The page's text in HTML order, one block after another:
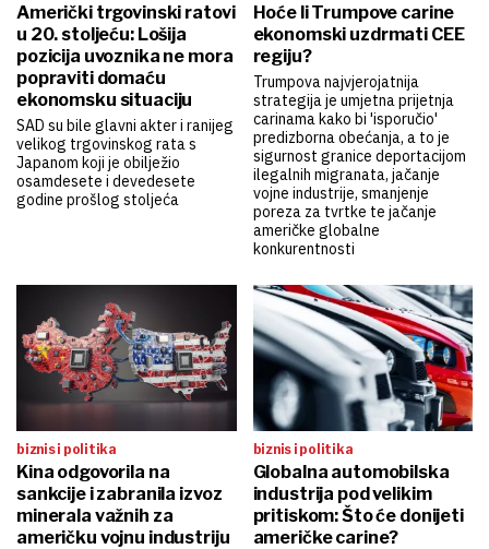
Američki trgovinski ratovi
u 20. stoljeću: Lošija
pozicija uvoznika ne mora
popraviti domaću
ekonomsku situaciju
SAD su bile glavni akter i ranijeg
velikog trgovinskog rata s
Japanom koji je obilježio
osamdesete i devedesete
godine prošlog stoljeća
Hoće li Trumpove carine
ekonomski uzdrmati CEE
regiju?
Trumpova najvjerojatnija
strategija je umjetna prijetnja
carinama kako bi 'isporučio'
predizborna obećanja, a to je
sigurnost granice deportacijom
ilegalnih migranata, jačanje
vojne industrije, smanjenje
poreza za tvrtke te jačanje
američke globalne
konkurentnosti
biznis i politika
Kina odgovorila na
sankcije i zabranila izvoz
minerala važnih za
američku vojnu industriju
biznis i politika
Globalna automobilska
industrija pod velikim
pritiskom: Što će donijeti
američke carine?